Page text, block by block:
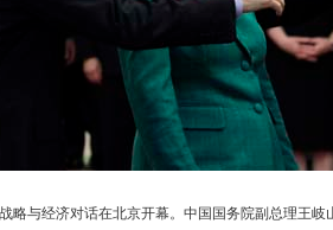
略与经济对话在北京开幕。中国国务院副总理王岐